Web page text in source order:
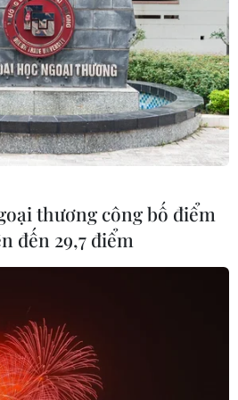
bảo hiểm y tế
thư phổi
biến gen
thương công bố điểm
đến 29,7 điểm